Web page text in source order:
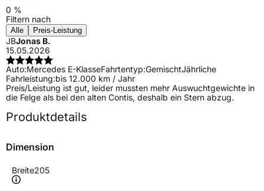
0 %
Filtern nach
Alle Preis-Leistung
JBJonas B.
15.05.2026
Auto:Mercedes E-KlasseFahrtentyp:GemischtJährliche
Fahrleistung:bis 12.000 km / Jahr
Preis/Leistung ist gut, leider mussten mehr Auswuchtgewichte in
die Felge als bei den alten Contis, deshalb ein Stern abzug.
Produktdetails
Dimension
Breite205